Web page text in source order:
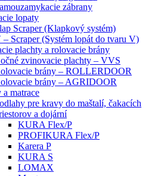
zábrany
lopaty
Scraper (Klapkový systém)
– Scraper (Systém lopát do tvaru V)
plachty a rolovacie brány
zvinovacie plachty – VVS
brány – ROLLERDOOR
brány – AGRIDOOR
a matrace
pre kravy do maštalí, čakacích
a dojární
KURA Flex/P
PROFIKURA Flex/P
Karera P
KURA S
LOMAX